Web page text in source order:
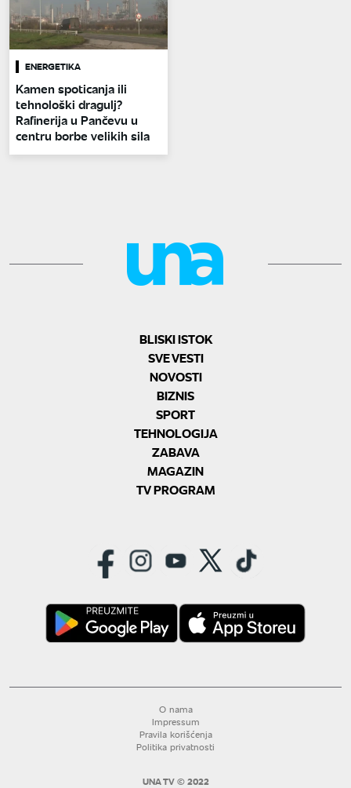
ENERGETIKA
Kamen spoticanja ili
tehnološki dragulj?
Rafinerija u Pančevu u
centru borbe velikih sila
BLISKI ISTOK
SVE VESTI
NOVOSTI
BIZNIS
SPORT
TEHNOLOGIJA
ZABAVA
MAGAZIN
TV PROGRAM
O nama
Impressum
Pravila korišćenja
Politika privatnosti
UNA TV © 2022